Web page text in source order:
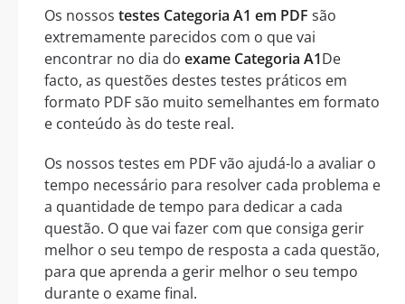
Os nossos testes Categoria A1 em PDF são
extremamente parecidos com o que vai
encontrar no dia do exame Categoria A1De
facto, as questões destes testes práticos em
formato PDF são muito semelhantes em formato
e conteúdo às do teste real.
Os nossos testes em PDF vão ajudá-lo a avaliar o
tempo necessário para resolver cada problema e
a quantidade de tempo para dedicar a cada
questão. O que vai fazer com que consiga gerir
melhor o seu tempo de resposta a cada questão,
para que aprenda a gerir melhor o seu tempo
durante o exame final.